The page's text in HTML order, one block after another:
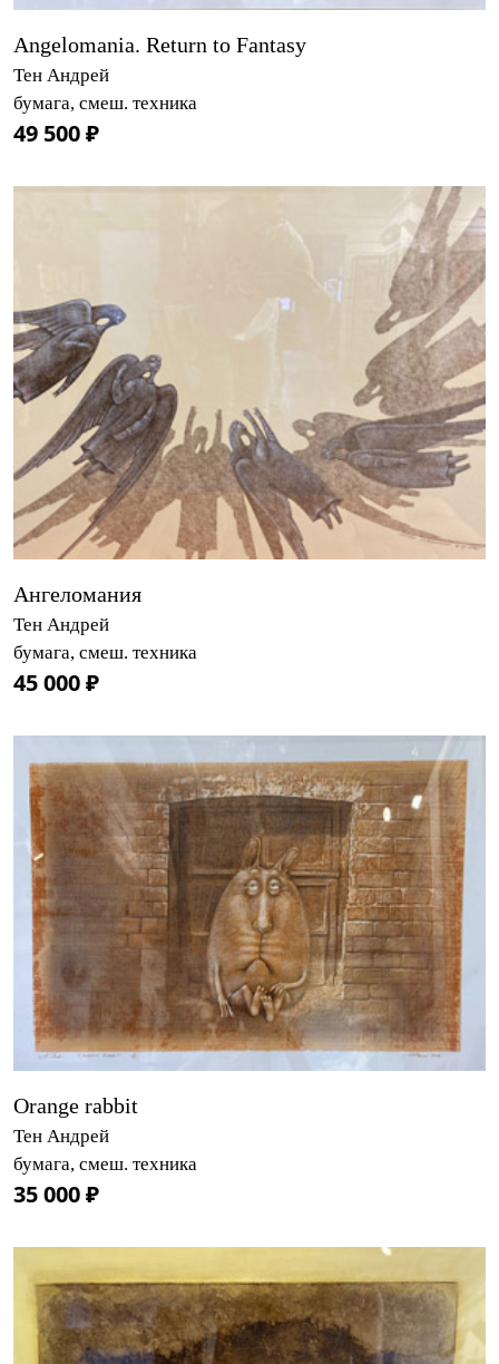
Angelomania. Return to Fantasy
Тен Андрей
бумага, смеш. техника
49 500 ₽
Ангеломания
Тен Андрей
бумага, смеш. техника
45 000 ₽
Orange rabbit
Тен Андрей
бумага, смеш. техника
35 000 ₽